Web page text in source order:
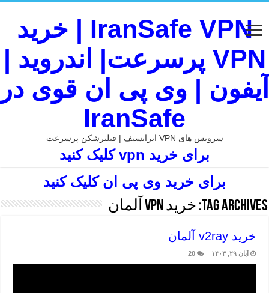
IranSafe VPN | خرید
VPN پرسرعت| اندروید |
آیفون | وی پی ان قوی در
IranSafe
سرویس های VPN ایرانسیف | فیلترشکن پرسرعت
برای خرید vpn کلیک کنید
برای خرید وی پی ان کلیک کنید
Tag Archives: خرید vpn آلمان
خرید v2ray آلمان
آبان ۲۹, ۱۴۰۳ 20